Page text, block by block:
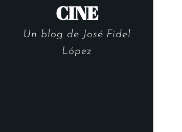
CINE
Un blog de José Fidel
López